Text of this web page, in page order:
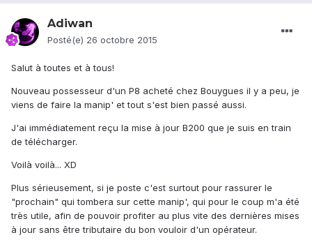
Adiwan
Posté(e) 26 octobre 2015
Salut à toutes et à tous!
Nouveau possesseur d'un P8 acheté chez Bouygues il y a peu, je
viens de faire la manip' et tout s'est bien passé aussi.
J'ai immédiatement reçu la mise à jour B200 que je suis en train
de télécharger.
Voilà voilà... XD
Plus sérieusement, si je poste c'est surtout pour rassurer le
"prochain" qui tombera sur cette manip', qui pour le coup m'a été
très utile, afin de pouvoir profiter au plus vite des dernières mises
à jour sans être tributaire du bon vouloir d'un opérateur.